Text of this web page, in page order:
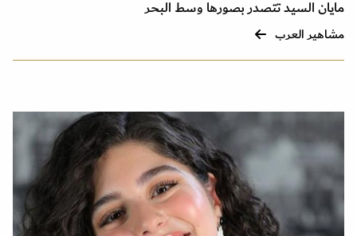
مايان السيد تتصدر بصورها وسط البحر
مشاهير العرب